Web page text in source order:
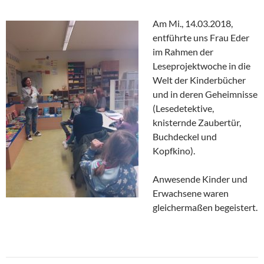
Am Mi., 14.03.2018,
entführte uns Frau Eder
im Rahmen der
Leseprojektwoche in die
Welt der Kinderbücher
und in deren Geheimnisse
(Lesedetektive,
knisternde Zaubertür,
Buchdeckel und
Kopfkino).
Anwesende Kinder und
Erwachsene waren
gleichermaßen begeistert.